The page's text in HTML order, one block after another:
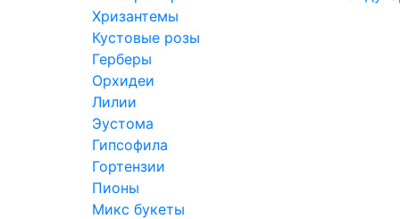
Хризантемы
Кустовые розы
Герберы
Орхидеи
Лилии
Эустома
Гипсофила
Гортензии
Пионы
Микс букеты